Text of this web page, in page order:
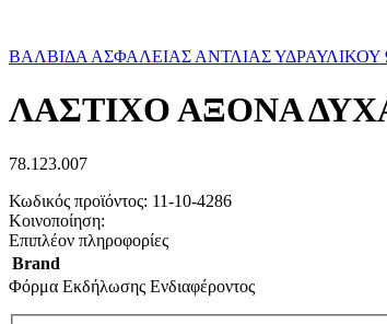
ΒΑΛΒΙΔΑ ΑΣΦΑΛΕΙΑΣ ΑΝΤΛΙΑΣ ΥΔΡΑΥΛΙΚΟΥ
ΛΑΣΤΙΧΟ ΑΞΟΝΑ
78.123.007
Κωδικός προϊόντος: 11-10-4286
Κοινοποίηση:
Επιπλέον πληροφορίες
Brand
Φόρμα Εκδήλωσης Ενδιαφέροντος